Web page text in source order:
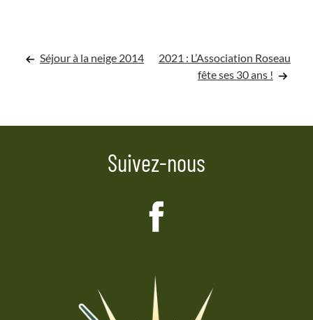
Navigation
l’article
Séjour à la neige 2014
2021 : L’Association Roseau
fête ses 30 ans !
Suivez-nous